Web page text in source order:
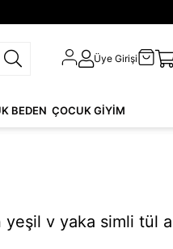
Üye Girişi
BEDEN ÇOCUK GİYİM
yeşil v yaka simli tül